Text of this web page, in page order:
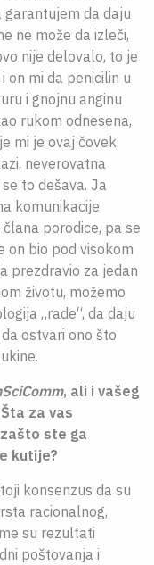
garantujem da daju
ne može da izleči,
nije delovalo, to je
on mi da penicilin u
i gnojnu anginu
rukom odnesena,
mi je ovaj čovek
neverovatna
to dešava. Ja
komunikacije
porodice, pa se
on bio pod visokom
prezdravio za jedan
životu, možemo
„rade“, da daju
ostvari ono što
, ali i vašeg
za vas
ste ga
kutije?
konsenzus da su
racionalnog,
su rezultati
poštovanja i